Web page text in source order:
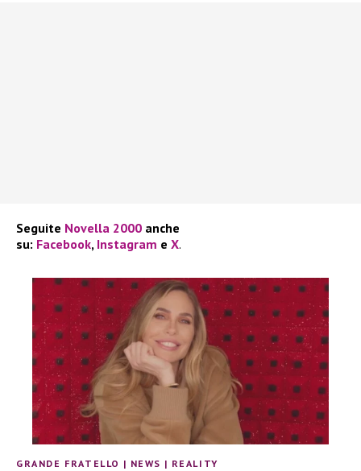
Seguite Novella 2000 anche
su: Facebook, Instagram e X.
GRANDE FRATELLO | NEWS | REALITY